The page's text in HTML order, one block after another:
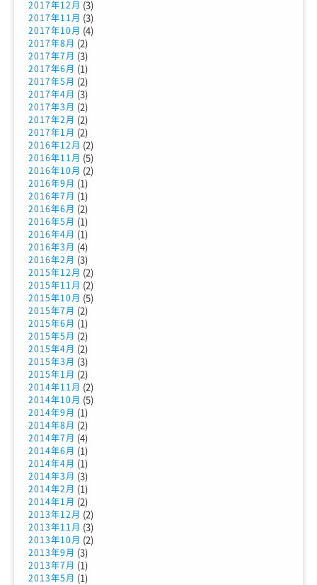
2017年12月 (3)
2017年11月 (3)
2017年10月 (4)
2017年8月 (2)
2017年7月 (3)
2017年6月 (1)
2017年5月 (2)
2017年4月 (3)
2017年3月 (2)
2017年2月 (2)
2017年1月 (2)
2016年12月 (2)
2016年11月 (5)
2016年10月 (2)
2016年9月 (1)
2016年7月 (1)
2016年6月 (2)
2016年5月 (1)
2016年4月 (1)
2016年3月 (4)
2016年2月 (3)
2015年12月 (2)
2015年11月 (2)
2015年10月 (5)
2015年7月 (2)
2015年6月 (1)
2015年5月 (2)
2015年4月 (2)
2015年3月 (3)
2015年1月 (2)
2014年11月 (2)
2014年10月 (5)
2014年9月 (1)
2014年8月 (2)
2014年7月 (4)
2014年6月 (1)
2014年4月 (1)
2014年3月 (3)
2014年2月 (1)
2014年1月 (2)
2013年12月 (2)
2013年11月 (3)
2013年10月 (2)
2013年9月 (3)
2013年7月 (1)
2013年5月 (1)